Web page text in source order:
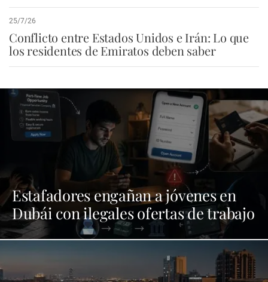
25/7/26
Conflicto entre Estados Unidos e Irán: Lo que
los residentes de Emiratos deben saber
Estafadores engañan a jóvenes en
Dubái con ilegales ofertas de trabajo